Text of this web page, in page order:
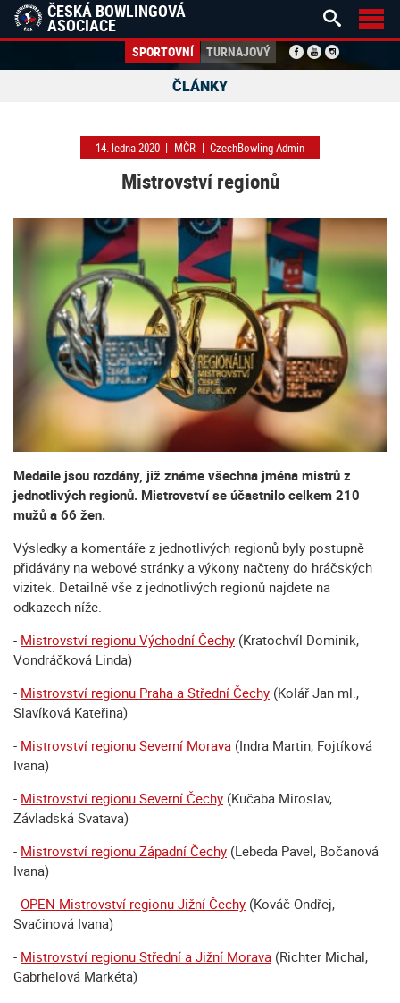
ČESKÁ BOWLINGOVÁ
ASOCIACE
SPORTOVNÍ TURNAJOVÝ
 
ČLÁNKY
14. ledna 2020 | MČR | CzechBowling Admin
Mistrovství regionů
Medaile jsou rozdány, již známe všechna jména mistrů z
jednotlivých regionů. Mistrovství se účastnilo celkem 210
mužů a 66 žen.
Výsledky a komentáře z jednotlivých regionů byly postupně
přidávány na webové stránky a výkony načteny do hráčských
vizitek. Detailně vše z jednotlivých regionů najdete na
odkazech níže.
- Mistrovství regionu Východní Čechy (Kratochvíl Dominik,
Vondráčková Linda)
- Mistrovství regionu Praha a Střední Čechy (Kolář Jan ml.,
Slavíková Kateřina)
- Mistrovství regionu Severní Morava (Indra Martin, Fojtíková
Ivana)
- Mistrovství regionu Severní Čechy (Kučaba Miroslav,
Závladská Svatava)
- Mistrovství regionu Západní Čechy (Lebeda Pavel, Bočanová
Ivana)
- OPEN Mistrovství regionu Jižní Čechy (Kováč Ondřej,
Svačinová Ivana)
- Mistrovství regionu Střední a Jižní Morava (Richter Michal,
Gabrhelová Markéta)